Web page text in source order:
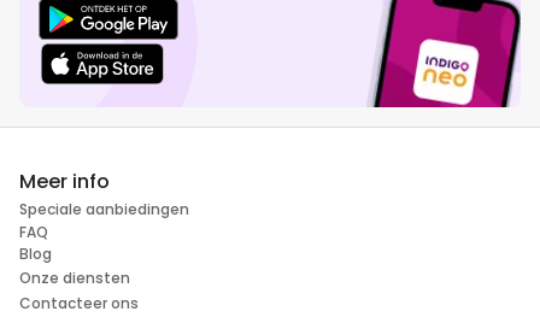
Meer info
Speciale aanbiedingen
FAQ
Blog
Onze diensten
Contacteer ons